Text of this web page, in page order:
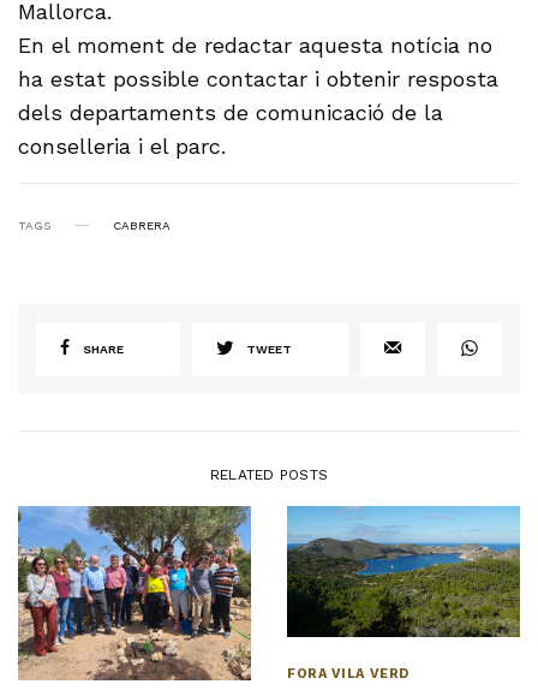
Mallorca.
En el moment de redactar aquesta notícia no
ha estat possible contactar i obtenir resposta
dels departaments de comunicació de la
conselleria i el parc.
TAGS CABRERA
SHARE TWEET
RELATED POSTS
FORA VILA VERD